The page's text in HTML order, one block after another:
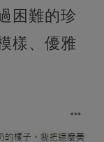
困難的珍
樣、優雅